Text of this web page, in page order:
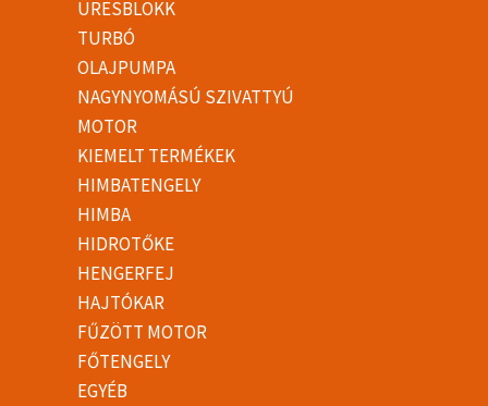
ÜRESBLOKK
TURBÓ
OLAJPUMPA
NAGYNYOMÁSÚ SZIVATTYÚ
MOTOR
KIEMELT TERMÉKEK
HIMBATENGELY
HIMBA
HIDROTŐKE
HENGERFEJ
HAJTÓKAR
FŰZÖTT MOTOR
FŐTENGELY
EGYÉB